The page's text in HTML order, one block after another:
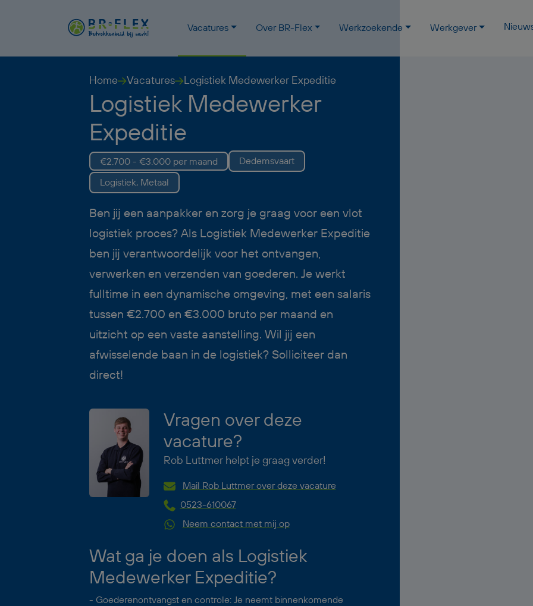
Vacatures Over BR-Flex Werkzoekende Werkgever
Home Vacatures Logistiek Medewerker Expeditie
Logistiek Medewerker
Expeditie
€2.700 - €3.000 per maand
Dedemsvaart
Logistiek, Metaal
Ben jij een aanpakker en zorg je graag voor een vlot
logistiek proces? Als Logistiek Medewerker Expeditie
ben jij verantwoordelijk voor het ontvangen,
verwerken en verzenden van goederen. Je werkt
fulltime in een dynamische omgeving, met een salaris
tussen €2.700 en €3.000 bruto per maand en
uitzicht op een vaste aanstelling. Wil jij een
afwisselende baan in de logistiek? Solliciteer dan
direct!
Vragen over deze
vacature?
Rob Luttmer helpt je graag verder!
Mail Rob Luttmer over deze vacature
0523-610067
Neem contact met mij op
Wat ga je doen als Logistiek
Medewerker Expeditie?
- Goederenontvangst en controle: Je neemt binnenkomende